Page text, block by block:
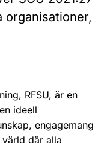
organisationer,
RFSU, är en
ideell
engagemang
där alla